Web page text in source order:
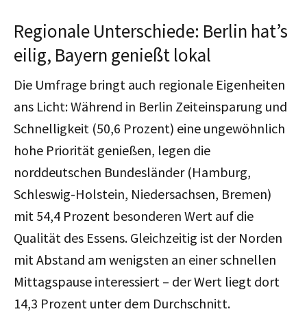
Regionale Unterschiede: Berlin hat’s
eilig, Bayern genießt lokal
Die Umfrage bringt auch regionale Eigenheiten
ans Licht: Während in Berlin Zeiteinsparung und
Schnelligkeit (50,6 Prozent) eine ungewöhnlich
hohe Priorität genießen, legen die
norddeutschen Bundesländer (Hamburg,
Schleswig-Holstein, Niedersachsen, Bremen)
mit 54,4 Prozent besonderen Wert auf die
Qualität des Essens. Gleichzeitig ist der Norden
mit Abstand am wenigsten an einer schnellen
Mittagspause interessiert – der Wert liegt dort
14,3 Prozent unter dem Durchschnitt.